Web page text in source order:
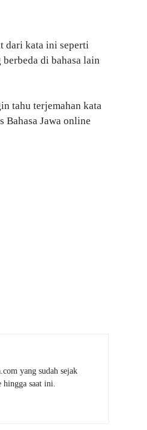
dari kata ini seperti
di bahasa lain
tahu terjemahan kata
Bahasa Jawa online
yang sudah sejak
saat ini.